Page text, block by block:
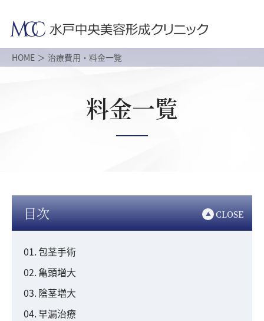
HOME 治療費用・料金一覧
料金一覧
目次 CLOSE
包茎手術
亀頭増大
陰茎増大
早漏治療